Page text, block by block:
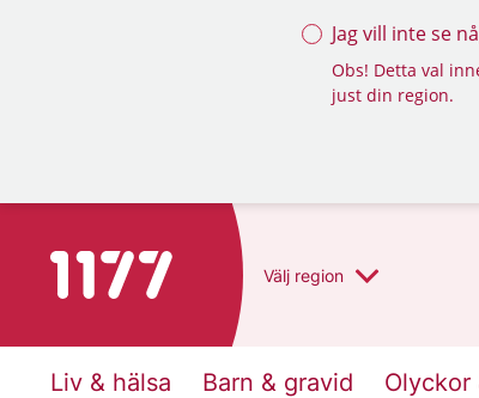
Jag vill inte se
Obs! Detta val
just din region.
Till startsidan för 1177 Välj region
Liv & hälsa Barn & gravid Olyckor